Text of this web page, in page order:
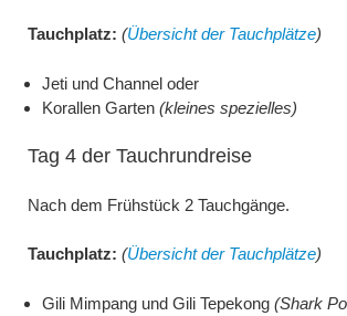
Tauchplatz: (Übersicht der Tauchplätze)
Jeti und Channel oder
Korallen Garten(kleines spezielles)
Tag 4 der Tauchrundreise
Nach dem Frühstück 2 Tauchgänge.
Tauchplatz: (Übersicht der Tauchplätze)
Gili Mimpang und Gili Tepekong (Shark